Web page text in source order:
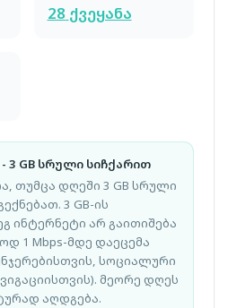
28 ქვეყანა
3 GB სრული სიჩქარით
თუმცა დღეში 3 GB სრული
3 GB-ის
ინტერნეტი არ გაითიშება
1 Mbps-მდე დაეცემა
სოციალური
მეორე დღეს
აღდგება.